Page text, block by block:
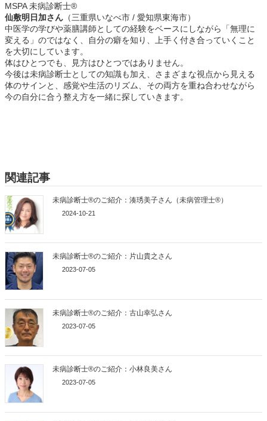
MSPA 未病診断士®
仙敷明日加さん （三重県いなべ市 / 愛知県東海市）
中医学の学びや薬膳講師としての経験をベースにしながら「無理に
変える」のではなく、自分の癖を知り、上手く付き合っていくこと
を大切にしています。
体はひとつでも、見方はひとつではありません。
今後は未病診断士としての知識も加え、さまざまな視点から見える
体のサインと、感覚や生活のリズム、その両方を重ね合わせながら
今の自分に合う整え方を一緒に探していきます。
関連記事
未病診断士®のご紹介：湊琇美子さん（未病管理士®）
2024-10-21
未病診断士®のご紹介：片山貴之さん
2023-07-05
未病診断士®のご紹介：古山幸弘さん
2023-07-05
未病診断士®のご紹介：小林良美さん
2023-07-05